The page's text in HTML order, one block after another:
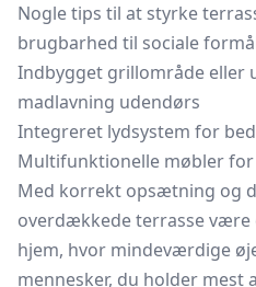
Nogle tips til at styrke
brugbarhed til sociale
Indbygget grillområde eller
madlavning udendørs
Integreret lydsystem for
Multifunktionelle møbler
Med korrekt opsætning og
overdækkede terrasse være
hjem, hvor mindeværdige
mennesker, du holder mest